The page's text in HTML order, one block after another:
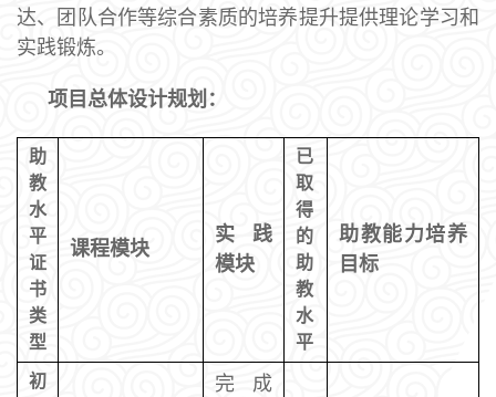
达、团队合作等综合素质的培养提升提供理论学习和
实践锻炼。
项目总体设计规划：
助
教
水
平
证
书
类
型
课程模块
实践
模块
已
取
得
的
助
教
水
平
助教能力培养
目标
初
完成